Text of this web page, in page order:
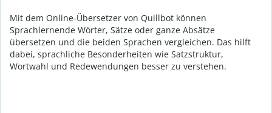
Mit dem Online-Übersetzer von Quillbot können
Sprachlernende Wörter, Sätze oder ganze Absätze
übersetzen und die beiden Sprachen vergleichen. Das hilft
dabei, sprachliche Besonderheiten wie Satzstruktur,
Wortwahl und Redewendungen besser zu verstehen.